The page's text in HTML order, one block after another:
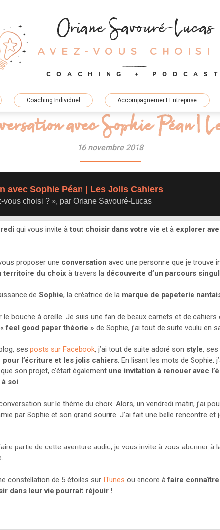
Oriane Savouré-Lucas
AVEZ-VOUS CHOISI
COACHING + PODCAST
Coaching Individuel Accompagnement Entreprise
avec Sophie Péan |
16 novembre 2018
qui vous invite àtout choisir dans votre vie et à explorer
proposer une conversation avec une personne que je trouve
territoire du choix à travers la découverte d’un parcours
de Sophie, la créatrice de la marque de papeterie
bouche à oreille. Je suis une fan de beaux carnets et de cahiers
«feel good paper théorie » de Sophie, j’ai tout de suite voulu en
ses posts sur Facebook, j’ai tout de suite adoré son style, ses
pour l’écriture et les jolis cahiers. En lisant les mots de Sophie,
son projet, c’était également une invitation à renouer avec
soi.
sur le thème du choix. Alors, un vendredi matin, j’ai
par Sophie et son grand sourire. J’ai fait une belle rencontre
partie de cette aventure audio, je vous invite à vous abonner à
constellation de 5 étoiles sur ITunes ou encore àfaire connaître
dans leur vie pourrait réjouir !